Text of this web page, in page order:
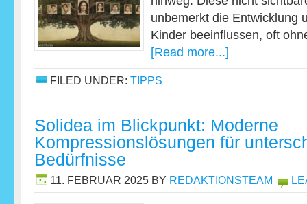
unbemerkt die Entwicklung
Kinder beeinflussen, oft
[Read more...]
FILED UNDER: TIPPS
Solidea im Blickpunkt: Moderne
Kompressionslösungen für
Bedürfnisse
11. FEBRUAR 2025 BY REDAKTIONSTEAM